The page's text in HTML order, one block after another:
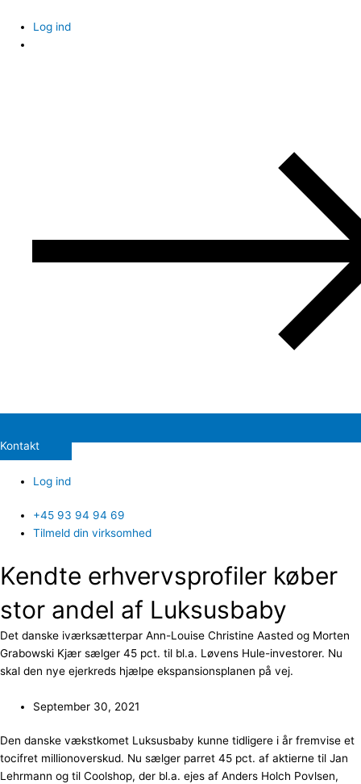
content
Log ind
Kontakt
Log ind
+45 93 94 94 69
Tilmeld din virksomhed
Kendte erhvervsprofiler køber
stor andel af Luksusbaby
Det danske iværksætterpar Ann-Louise Christine Aasted og Morten
Grabowski Kjær sælger 45 pct. til bl.a. Løvens Hule-investorer. Nu
skal den nye ejerkreds hjælpe ekspansionsplanen på vej.
September 30, 2021
Den danske vækstkomet Luksusbaby kunne tidligere i år fremvise et
tocifret millionoverskud. Nu sælger parret 45 pct. af aktierne til Jan
Lehrmann og til Coolshop, der bl.a. ejes af Anders Holch Povlsen,